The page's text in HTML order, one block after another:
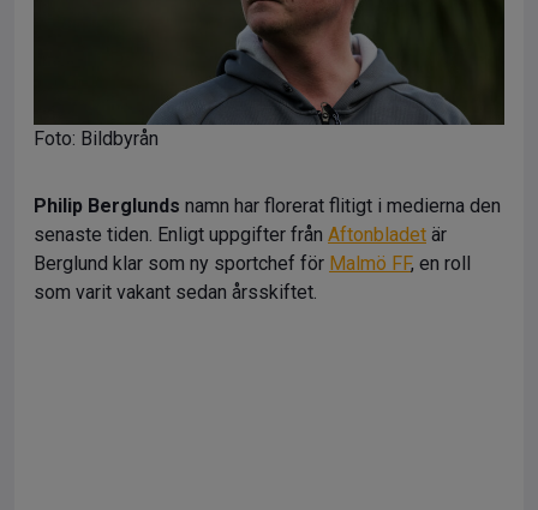
Foto: Bildbyrån
Philip Berglunds namn har florerat flitigt i medierna den
senaste tiden. Enligt uppgifter från Aftonbladet är
Berglund klar som ny sportchef för Malmö FF, en roll
som varit vakant sedan årsskiftet.